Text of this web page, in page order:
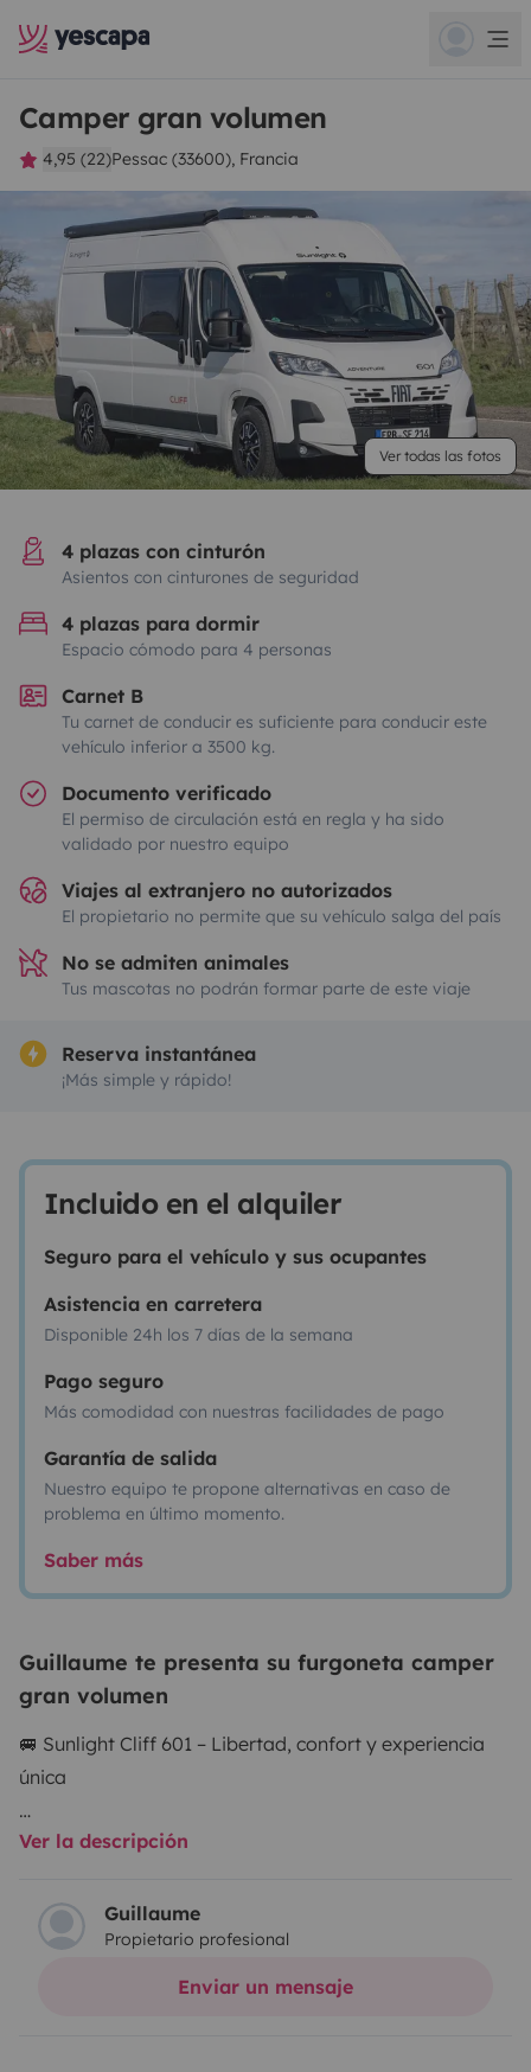
Camper gran volumen
4,95 (22)Pessac (33600), Francia
Ver todas las fotos
4 plazas con cinturón
Asientos con cinturones de seguridad
4 plazas para dormir
Espacio cómodo para 4 personas
Carnet B
Tu carnet de conducir es suficiente para conducir este
vehículo inferior a 3500 kg.
Documento verificado
El permiso de circulación está en regla y ha sido
validado por nuestro equipo
Viajes al extranjero no autorizados
El propietario no permite que su vehículo salga del país
No se admiten animales
Tus mascotas no podrán formar parte de este viaje
Reserva instantánea
¡Más simple y rápido!
Incluido en el alquiler
Seguro para el vehículo y sus ocupantes
Asistencia en carretera
Disponible 24h los 7 días de la semana
Pago seguro
Más comodidad con nuestras facilidades de pago
Garantía de salida
Nuestro equipo te propone alternativas en caso de
problema en último momento.
Saber más
Guillaume te presenta su furgoneta camper
gran volumen
🚐 Sunlight Cliff 601 – Libertad, confort y experiencia
única
Descubre este Sunlight Cliff 601 moderno, en excelente
Ideal para 2 a 4 personas, ofrece un equilibrio perfecto
entre tamaño compacto y comodidad.
Ver la descripción
Guillaume
Propietario profesional
Enviar un mensaje